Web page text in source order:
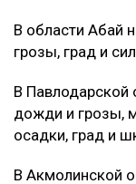
В области Абай
грозы, град и
В Павлодарской
дожди и грозы,
осадки, град и
В Акмолинской